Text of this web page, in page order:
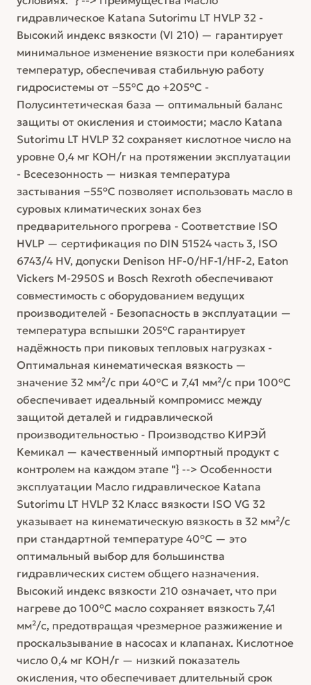
гидравлическое Katana Sutorimu LT HVLP 32 -
Высокий индекс вязкости (VI 210) — гарантирует
минимальное изменение вязкости при колебаниях
температур, обеспечивая стабильную работу
гидросистемы от −55°C до +205°C -
Полусинтетическая база — оптимальный баланс
защиты от окисления и стоимости; масло Katana
Sutorimu LT HVLP 32 сохраняет кислотное число на
уровне 0,4 мг КОН/г на протяжении эксплуатации
- Всесезонность — низкая температура
застывания −55°C позволяет использовать масло в
суровых климатических зонах без
предварительного прогрева - Соответствие ISO
HVLP — сертификация по DIN 51524 часть 3, ISO
6743/4 HV, допуски Denison HF-0/HF-1/HF-2, Eaton
Vickers M-2950S и Bosch Rexroth обеспечивают
совместимость с оборудованием ведущих
производителей - Безопасность в эксплуатации —
температура вспышки 205°C гарантирует
надёжность при пиковых тепловых нагрузках -
Оптимальная кинематическая вязкость —
значение 32 мм²/с при 40°C и 7,41 мм²/с при 100°C
обеспечивает идеальный компромисс между
защитой деталей и гидравлической
производительностью - Производство КИРЭЙ
Кемикал — качественный импортный продукт с
контролем на каждом этапе "} --> Особенности
эксплуатации Масло гидравлическое Katana
Sutorimu LT HVLP 32 Класс вязкости ISO VG 32
указывает на кинематическую вязкость в 32 мм²/с
при стандартной температуре 40°C — это
оптимальный выбор для большинства
гидравлических систем общего назначения.
Высокий индекс вязкости 210 означает, что при
нагреве до 100°C масло сохраняет вязкость 7,41
мм²/с, предотвращая чрезмерное разжижение и
проскальзывание в насосах и клапанах. Кислотное
число 0,4 мг КОН/г — низкий показатель
окисления, что обеспечивает длительный срок